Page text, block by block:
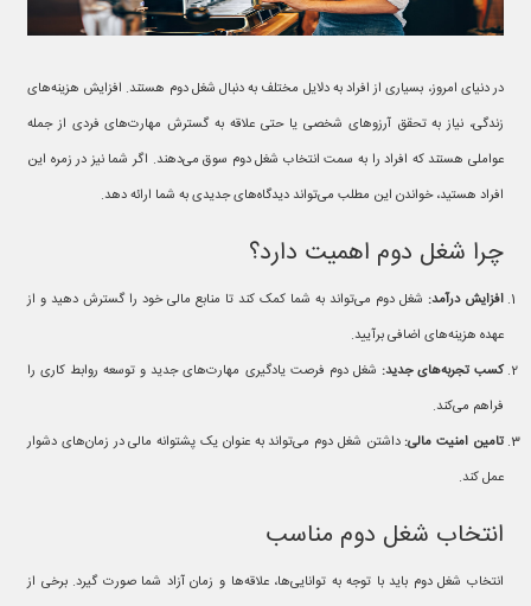
در دنیای امروز، بسیاری از افراد به دلایل مختلف به دنبال شغل دوم هستند. افزایش هزینه‌های
زندگی، نیاز به تحقق آرزوهای شخصی یا حتی علاقه به گسترش مهارت‌های فردی از جمله
عواملی هستند که افراد را به سمت انتخاب شغل دوم سوق می‌دهند. اگر شما نیز در زمره این
افراد هستید، خواندن این مطلب می‌تواند دیدگاه‌های جدیدی به شما ارائه دهد.
چرا شغل دوم اهمیت دارد؟
افزایش درآمد: شغل دوم می‌تواند به شما کمک کند تا منابع مالی خود را گسترش دهید و از
عهده هزینه‌های اضافی برآیید.
کسب تجربه‌های جدید: شغل دوم فرصت یادگیری مهارت‌های جدید و توسعه روابط کاری را
فراهم می‌کند.
تامین امنیت مالی: داشتن شغل دوم می‌تواند به عنوان یک پشتوانه مالی در زمان‌های دشوار
عمل کند.
انتخاب شغل دوم مناسب
انتخاب شغل دوم باید با توجه به توانایی‌ها، علاقه‌ها و زمان آزاد شما صورت گیرد. برخی از